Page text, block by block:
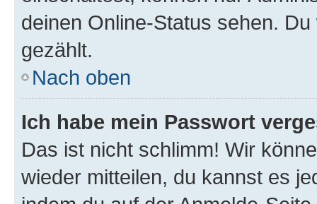
deinen Online-Status sehen.
gezählt.
Nach oben
Ich habe mein Passwort
Das ist nicht schlimm! Wir
wieder mitteilen, du kannst es